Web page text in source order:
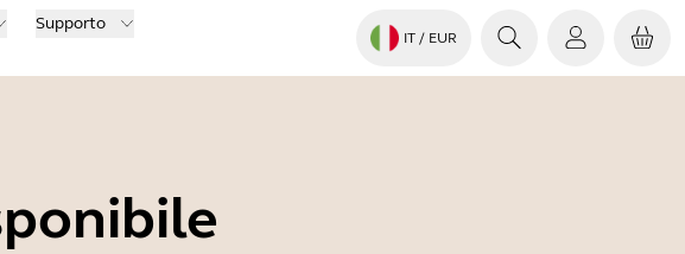
Supporto
IT / EUR